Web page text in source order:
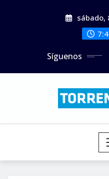
sábado,
Síguenos